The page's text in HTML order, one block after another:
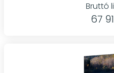
Bruttó
67